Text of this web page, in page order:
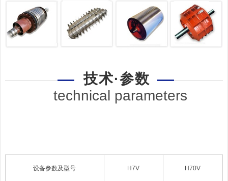
技术·参数
technical parameters
设备参数及型号 H7V H70V